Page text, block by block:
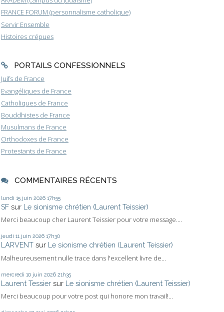
FRANCE FORUM (personnalisme catholique)
Servir Ensemble
Histoires crépues
PORTAILS CONFESSIONNELS
Juifs de France
Evangéliques de France
Catholiques de France
Bouddhistes de France
Musulmans de France
Orthodoxes de France
Protestants de France
COMMENTAIRES RÉCENTS
lundi 15 juin 2026 17h55
SF sur Le sionisme chrétien (Laurent Teissier)
Merci beaucoup cher Laurent Teissier pour votre message....
jeudi 11 juin 2026 17h30
LARVENT sur Le sionisme chrétien (Laurent Teissier)
Malheureusement nulle trace dans l'excellent livre de...
mercredi 10 juin 2026 21h35
Laurent Tessier sur Le sionisme chrétien (Laurent Teissier)
Merci beaucoup pour votre post qui honore mon travail!...